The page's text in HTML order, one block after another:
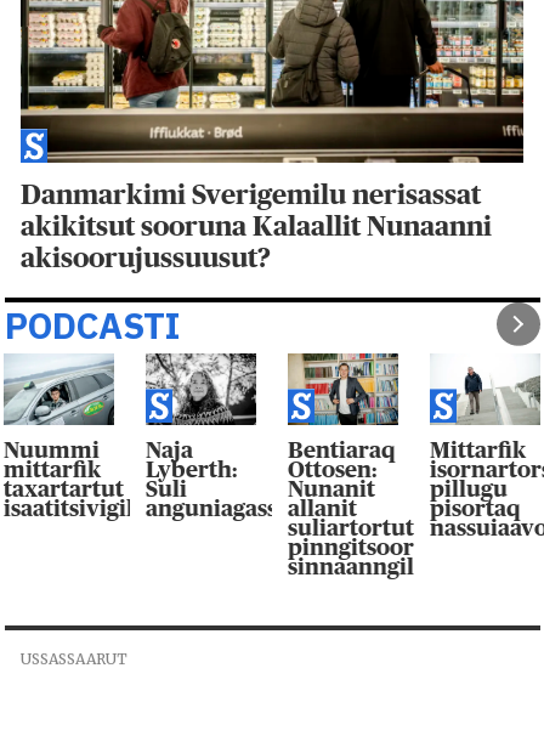
Danmarkimi Sverigemilu nerisassat
akikitsut sooruna Kalaallit Nunaanni
akisoorujussuusut?
PODCASTI
Nuummi
mittarfik
taxartartut
isaatitsivigilluarpaat
Naja
Lyberth:
Suli
anguniagassaqaqaagut
Bentiaraq
Ottosen:
Nunanit
allanit
suliartortut
pinngitsoor-
Mittarfik
pillugu
pisortaq
USSASSAARUT